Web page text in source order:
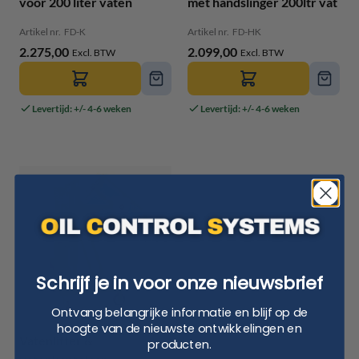
Artikel nr. FD-K
2.275,00
Levertijd: +/- 4-6 weken
Artikel nr. FD-HK
2.099,00
Levertijd: +/- 4-6 weken
Vatenlifter &
Schrijf je in voor onze nieuwsbrief
Ontvang belangrijke informatie en blijf op de
hoogte van de nieuwste ontwikkelingen en
producten.